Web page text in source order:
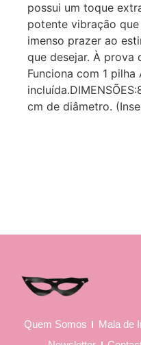
possui um toque
potente vibração
imenso prazer ao
que desejar. À prova
Funciona com 1 pilha
cm de diâmetro.
Quem Somos Mala de